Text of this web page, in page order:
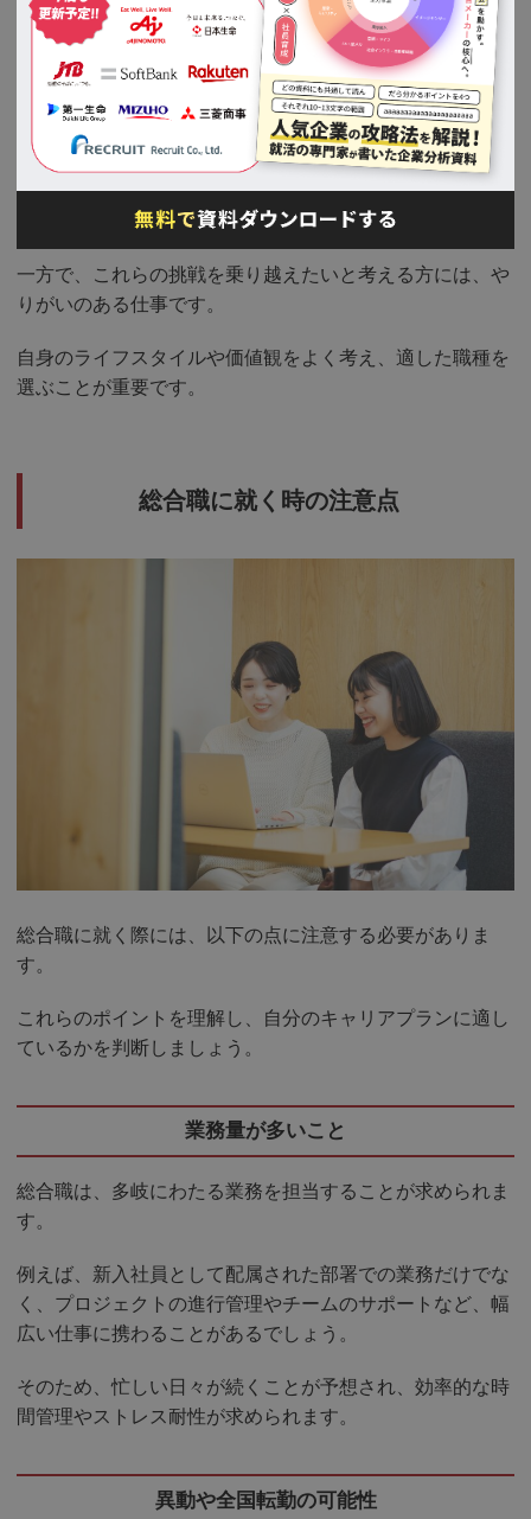
感じる場合、総合職でのキャリアは厳しくなります。
逆に、穏やかで協調的な職場環境を求める方には、一般職
や専門職の方が適していることが多いです。
総合職は、転勤や長時間労働、激しい競争といった特徴が
あるため、これらに抵抗がある方には向いていないでしょ
一方で、これらの挑戦を乗り越えたいと考える方には、や
りがいのある仕事です。
自身のライフスタイルや価値観をよく考え、適した職種を
選ぶことが重要です。
総合職に就く時の注意点
総合職に就く際には、以下の点に注意する必要がありま
す。
これらのポイントを理解し、自分のキャリアプランに適し
ているかを判断しましょう。
業務量が多いこと
総合職は、多岐にわたる業務を担当することが求められま
す。
例えば、新入社員として配属された部署での業務だけでな
く、プロジェクトの進行管理やチームのサポートなど、幅
広い仕事に携わることがあるでしょう。
そのため、忙しい日々が続くことが予想され、効率的な時
間管理やストレス耐性が求められます。
異動や全国転勤の可能性